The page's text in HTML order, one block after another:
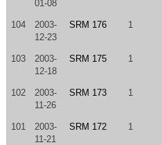
01-08
104
2003-
12-23
SRM 176 1
103
2003-
12-18
SRM 175 1
102
2003-
11-26
SRM 173 1
101
2003-
11-21
SRM 172 1